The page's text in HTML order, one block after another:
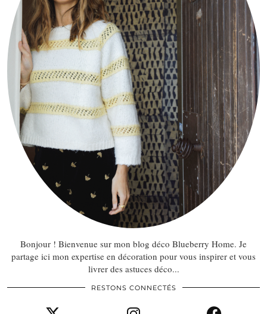
Bonjour ! Bienvenue sur mon blog déco Blueberry Home. Je
partage ici mon expertise en décoration pour vous inspirer et vous
livrer des astuces déco...
RESTONS CONNECTÉS